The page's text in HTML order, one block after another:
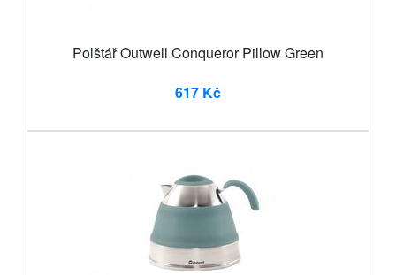
Polštář Outwell Conqueror Pillow Green
617 Kč